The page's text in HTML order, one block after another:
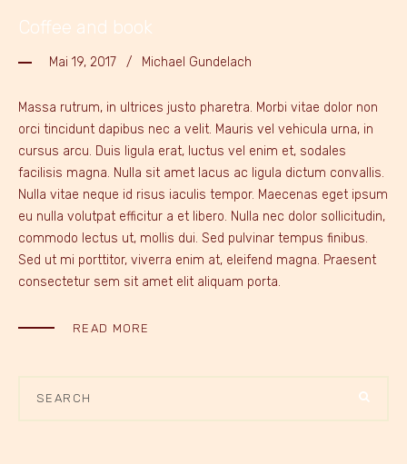
Coffee and book
Mai 19, 2017 Michael Gundelach
Massa rutrum, in ultrices justo pharetra. Morbi vitae dolor non
orci tincidunt dapibus nec a velit. Mauris vel vehicula urna, in
cursus arcu. Duis ligula erat, luctus vel enim et, sodales
facilisis magna. Nulla sit amet lacus ac ligula dictum convallis.
Nulla vitae neque id risus iaculis tempor. Maecenas eget ipsum
eu nulla volutpat efficitur a et libero. Nulla nec dolor sollicitudin,
commodo lectus ut, mollis dui. Sed pulvinar tempus finibus.
Sed ut mi porttitor, viverra enim at, eleifend magna. Praesent
consectetur sem sit amet elit aliquam porta.
READ MORE